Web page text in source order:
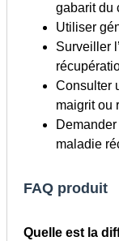
gabarit du
Utiliser
Surveiller
Consulter
maigrit ou
maladie
FAQ produit
Quelle est la